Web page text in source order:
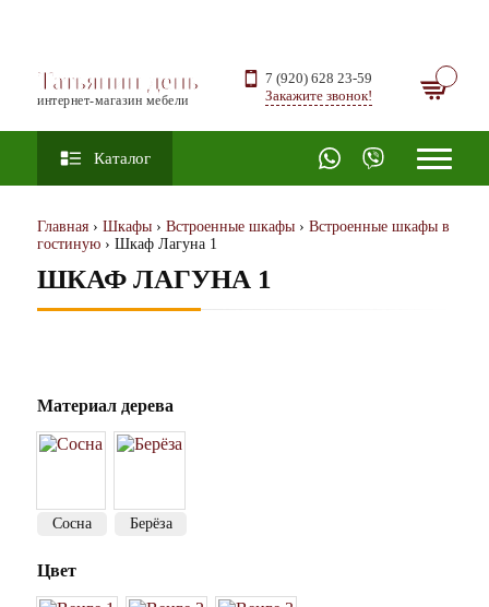
Татьянин день
интернет-магазин мебели
7 (920) 628 23-59
Закажите звонок!
Каталог
Главная › Шкафы › Встроенные шкафы › Встроенные шкафы в
гостиную › Шкаф Лагуна 1
ШКАФ ЛАГУНА 1
Материал дерева
Сосна Берёза
Цвет